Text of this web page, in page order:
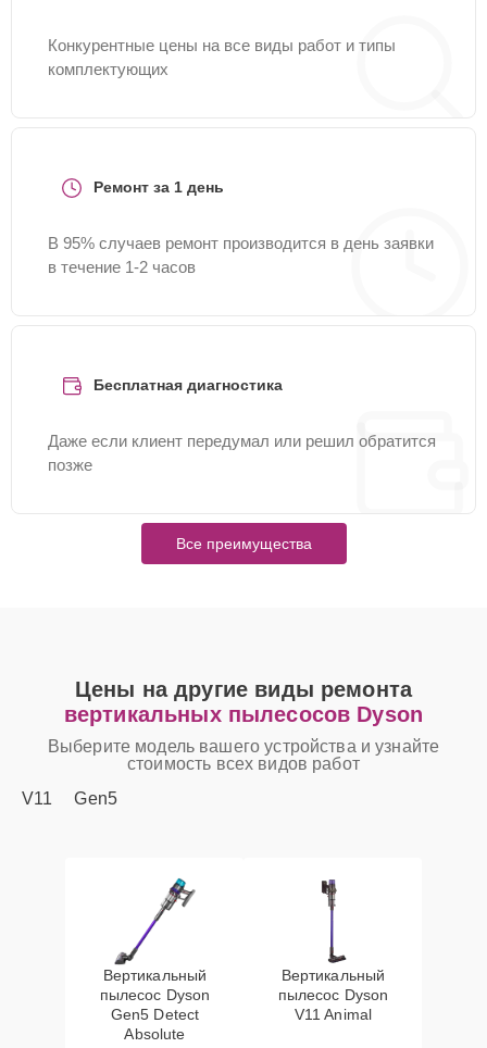
Конкурентные цены на все виды работ и типы
комплектующих
Ремонт за 1 день
В 95% случаев ремонт производится в день заявки
в течение 1-2 часов
Бесплатная диагностика
Даже если клиент передумал или решил обратится
позже
Все преимущества
Цены на другие виды ремонта
вертикальных пылесосов Dyson
Выберите модель вашего устройства и узнайте
стоимость всех видов работ
V11
Gen5
Вертикальный
пылесос Dyson
Gen5 Detect
Absolute
Вертикальный
пылесос Dyson
V11 Animal